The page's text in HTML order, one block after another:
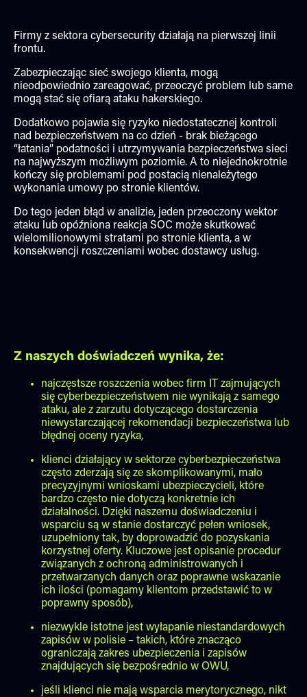
Firmy z sektora cybersecurity działają na pierwszej linii
frontu.
Zabezpieczając sieć swojego klienta, mogą
nieodpowiednio zareagować, przeoczyć problem lub same
mogą stać się ofiarą ataku hakerskiego.
Dodatkowo pojawia się ryzyko niedostatecznej kontroli
nad bezpieczeństwem na co dzień - brak bieżącego
“łatania” podatności i utrzymywania bezpieczeństwa sieci
na najwyższym możliwym poziomie. A to niejednokrotnie
kończy się problemami pod postacią nienależytego
wykonania umowy po stronie klientów.
Do tego jeden błąd w analizie, jeden przeoczony wektor
ataku lub opóźniona reakcja SOC może skutkować
wielomilionowymi stratami po stronie klienta, a w
konsekwencji roszczeniami wobec dostawcy usług.
Z naszych doświadczeń wynika, że:
najczęstsze roszczenia wobec firm IT zajmujących
się cyberbezpieczeństwem nie wynikają z samego
ataku, ale z zarzutu dotyczącego dostarczenia
niewystarczającej rekomendacji bezpieczeństwa lub
błędnej oceny ryzyka,
klienci działający w sektorze cyberbezpieczeństwa
często zderzają się ze skomplikowanymi, mało
precyzyjnymi wnioskami ubezpieczycieli, które
bardzo często nie dotyczą konkretnie ich
działalności. Dzięki naszemu doświadczeniu i
wsparciu są w stanie dostarczyć pełen wniosek,
uzupełniony tak, by doprowadzić do pozyskania
korzystnej oferty. Kluczowe jest opisanie procedur
związanych z ochroną administrowanych i
przetwarzanych danych oraz poprawne wskazanie
ich ilości (pomagamy klientom przedstawić to w
poprawny sposób),
niezwykle istotne jest wyłapanie niestandardowych
zapisów w polisie – takich, które znacząco
ograniczają zakres ubezpieczenia i zapisów
znajdujących się bezpośrednio w OWU,
jeśli klienci nie mają wsparcia merytorycznego, nikt